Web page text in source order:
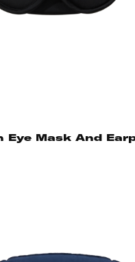
Eye Mask And